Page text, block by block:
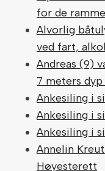
for de
Alvorlig
ved fart,
Andreas (9)
7 meters
Ankesiling i
Ankesiling i
Ankesiling i
Annelin
Høyesterett